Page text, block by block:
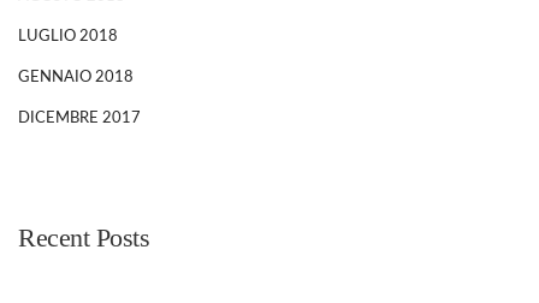
LUGLIO 2018
GENNAIO 2018
DICEMBRE 2017
Recent Posts